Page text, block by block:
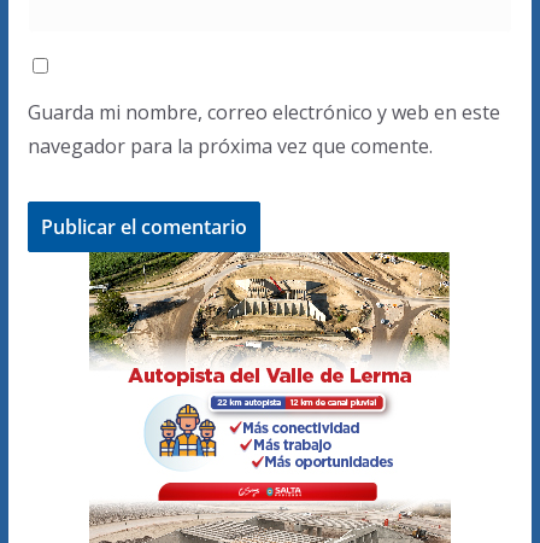
Guarda mi nombre, correo electrónico y web en este
navegador para la próxima vez que comente.